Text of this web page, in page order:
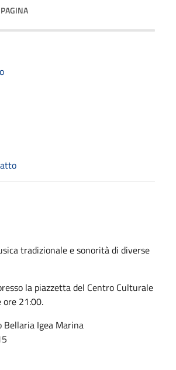
tradizionale e sonorità di diverse
la piazzetta del Centro Culturale
21:00.
Bellaria Igea Marina